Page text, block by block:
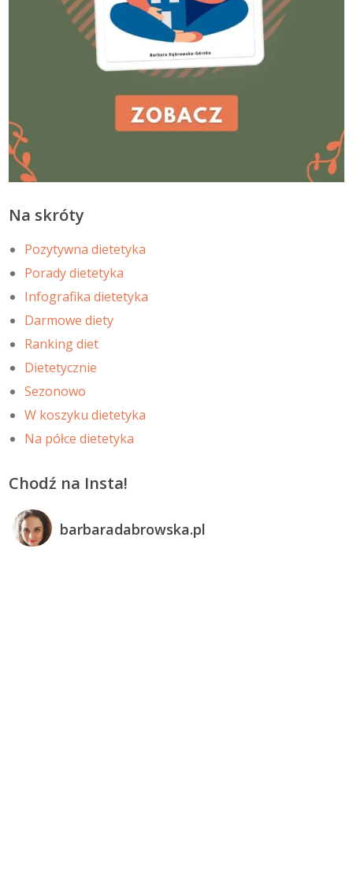
Na skróty
Pozytywna dietetyka
Porady dietetyka
Infografika dietetyka
Darmowe diety
Ranking diet
Dietetycznie
Sezonowo
W koszyku dietetyka
Na półce dietetyka
Chodź na Insta!
barbaradabrowska.pl